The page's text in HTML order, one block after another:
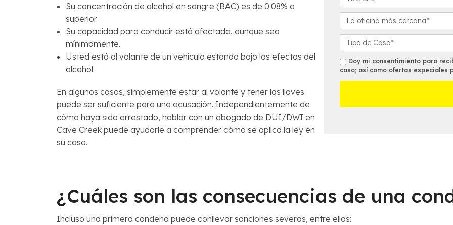
Su concentración de alcohol en sangre (BAC) es de 0.08% o
superior.
Su capacidad para conducir está afectada, aunque sea
mínimamente.
Usted está al volante de un vehículo estando bajo los efectos del
alcohol.
En algunos casos, simplemente estar al volante y tener las llaves
puede ser suficiente para una acusación. Independientemente de
cómo haya sido arrestado, hablar con un abogado de DUI/DWI en
Cave Creek puede ayudarle a comprender cómo se aplica la ley en
su caso.
r
*
e
f
n
o
*
a
i
c
i
n
*
e
t
a
l
s
m
s
Doy mi consentimiento para
caso; así como ofertas especiales
¿Cuáles son las consecuencias de una
Incluso una primera condena puede conllevar sanciones severas, entre ellas: